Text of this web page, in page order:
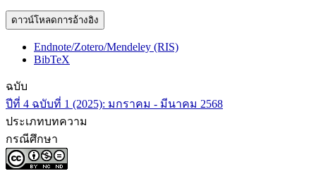
ดาวน์โหลดการอ้างอิง
Endnote/Zotero/Mendeley (RIS)
BibTeX
ฉบับ
ปีที่ 4 ฉบับที่ 1 (2025): มกราคม - มีนาคม 2568
ประเภทบทความ
กรณีศึกษา